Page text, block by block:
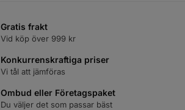
Gratis frakt
Vid köp över 999 kr
Konkurrenskraftiga priser
Vi tål att jämföras
Ombud eller Företagspaket
Du väljer det som passar bäst